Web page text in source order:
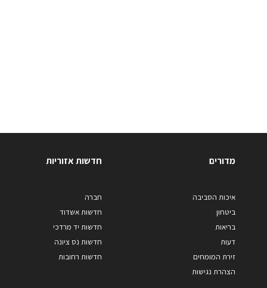
מדורים
איכות הסביבה
ביטחון
בריאות
דעות
זירת המומחים
הצהרת נגישות
חדשות אזוריות
חברה
חדשות אשדוד
חדשות יד מרדכי
חדשות נס ציונה
חדשות רחובות